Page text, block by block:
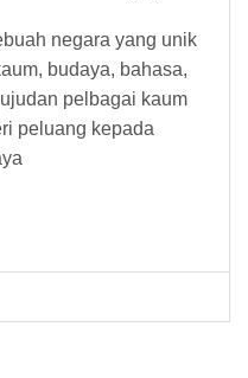
negara yang unik
budaya, bahasa,
pelbagai kaum
peluang kepada